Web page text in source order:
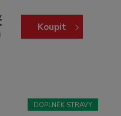
Koupit
DOPLNĚK STRAVY